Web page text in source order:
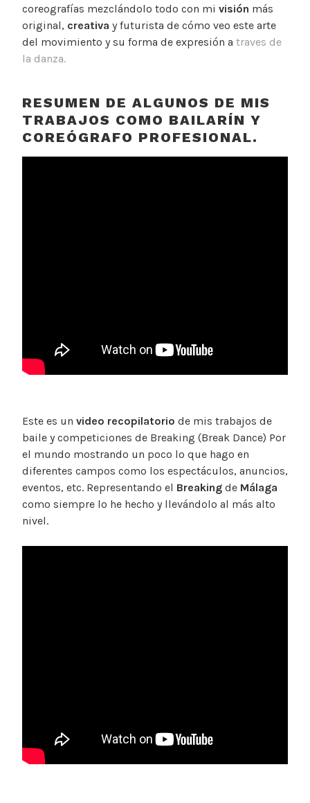
coreografías mezclándolo todo con mi visión más
original, creativa y futurista de cómo veo este arte
del movimiento y su forma de expresión a traves de
la danza.
RESUMEN DE ALGUNOS DE MIS
TRABAJOS COMO BAILARÍN Y
COREÓGRAFO PROFESIONAL.
Este es un video recopilatorio de mis trabajos de
baile y competiciones de Breaking (Break Dance) Por
el mundo mostrando un poco lo que hago en
diferentes campos como los espectáculos, anuncios,
eventos, etc. Representando el Breaking de Málaga
como siempre lo he hecho y llevándolo al más alto
nivel.